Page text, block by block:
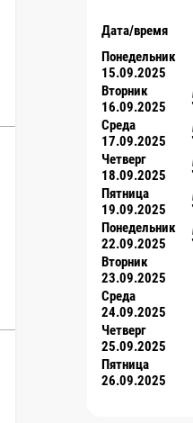
Дата/время
Понедельник
15.09.2025
Вторник
16.09.2025
Среда
17.09.2025
Четверг
18.09.2025
Пятница
19.09.2025
Понедельник
22.09.2025
Вторник
23.09.2025
Среда
24.09.2025
Четверг
25.09.2025
Пятница
26.09.2025